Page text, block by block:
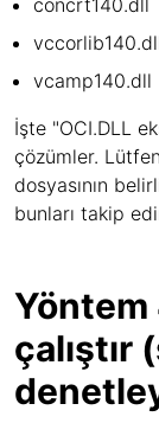
concrt140.dll
vcamp140.dll
İşte "OCI.DLL
çözümler.
dosyasının
bunları takip
Yöntem
çalıştır